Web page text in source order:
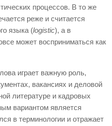
процессов. В то же
реже и считается
языка (logistic), а в
может восприниматься как
играет важную роль,
вакансиях и деловой
литературе и кадровых
вариантом является
в терминологии и отражает